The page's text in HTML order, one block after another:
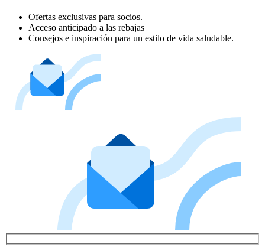
Ofertas exclusivas para socios.
Acceso anticipado a las rebajas
Consejos e inspiración para un estilo de vida saludable.